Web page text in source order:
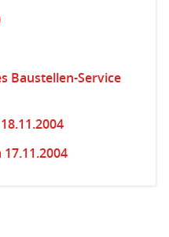
Baustellen-Service